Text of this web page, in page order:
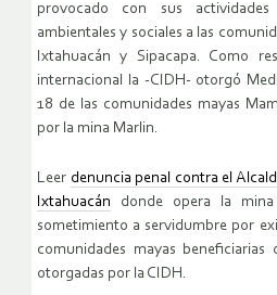
provocado con sus
ambientales y sociales a las
Ixtahuacán y Sipacapa. Como
internacional la -CIDH- otorgó
18 de las comunidades mayas
por la mina Marlin.
Leer denuncia penal contra el
Ixtahuacán donde opera la
sometimiento a servidumbre por
comunidades mayas beneficiarias
otorgadas por la CIDH.